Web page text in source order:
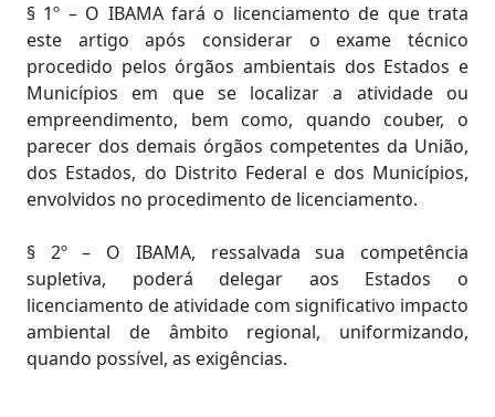
§ 1º – O IBAMA fará o licenciamento de que trata
este artigo após considerar o exame técnico
procedido pelos órgãos ambientais dos Estados e
Municípios em que se localizar a atividade ou
empreendimento, bem como, quando couber, o
parecer dos demais órgãos competentes da União,
dos Estados, do Distrito Federal e dos Municípios,
envolvidos no procedimento de licenciamento.
§ 2º – O IBAMA, ressalvada sua competência
supletiva, poderá delegar aos Estados o
licenciamento de atividade com significativo impacto
ambiental de âmbito regional, uniformizando,
quando possível, as exigências.